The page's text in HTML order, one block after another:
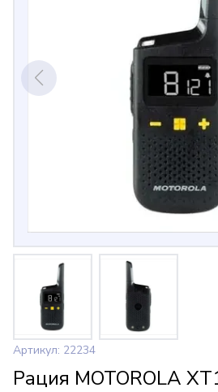
Артикул: 22234
Рация MOTOROLA